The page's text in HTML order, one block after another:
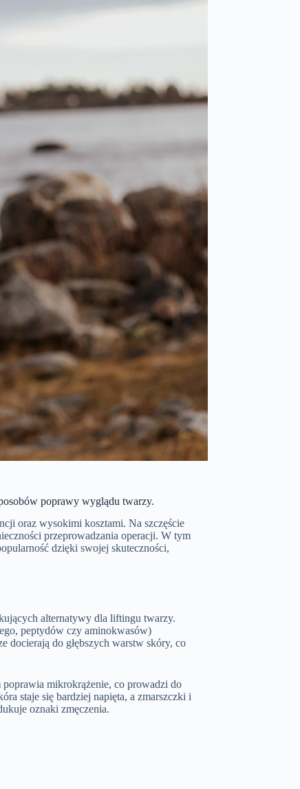
poprawy wyglądu twarzy.
oraz wysokimi kosztami. Na szczęście
przeprowadzania operacji. W tym
dzięki swojej skuteczności,
alternatywy dla liftingu twarzy.
peptydów czy aminokwasów)
docierają do głębszych warstw skóry, co
mikrokrążenie, co prowadzi do
staje się bardziej napięta, a zmarszczki i
oznaki zmęczenia.